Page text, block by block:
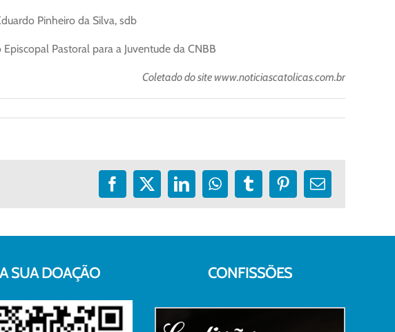
Pinheiro da Silva, sdb
Pastoral para a Juventude da CNBB
Coletado do site www.noticiascatolicas.com.br
Facebook
X LinkedInWhatsApp
TumblrPinterest
E-
SUA DOAÇÃO CONFISSÕES